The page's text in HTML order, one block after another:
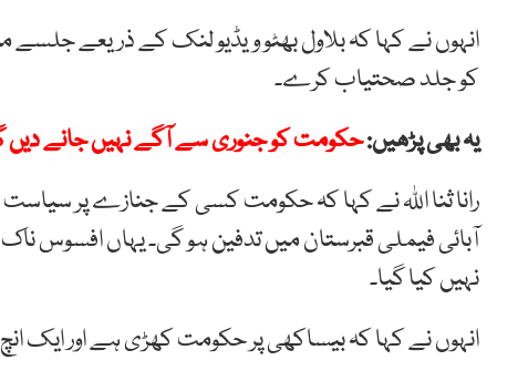
انہوں نے کہا کہ بلاول بھٹو ویڈیو لنک کے ذریعے جلسے
کو جلد صحتیاب کرے۔
یہ بھی پڑھیں:حکومت کو جنوری سے آگے نہیں جانے دیں
رانا ثنا اللہ نے کہا کہ حکومت کسی کے جنازے پر
آبائی فیملی قبرستان میں تدفین ہو گی۔ یہاں افسوس
نہیں کیا گیا۔
انہوں نے کہا کہ بیساکھی پر حکومت کھڑی ہے اور ایک